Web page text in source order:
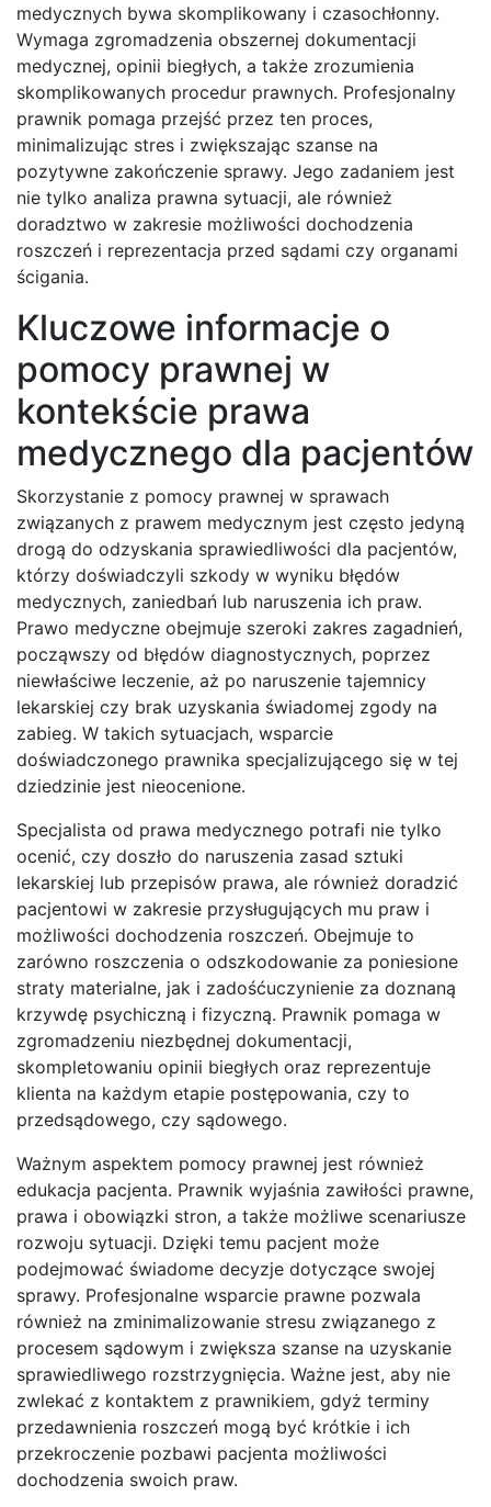
medycznych bywa skomplikowany i czasochłonny.
Wymaga zgromadzenia obszernej dokumentacji
medycznej, opinii biegłych, a także zrozumienia
skomplikowanych procedur prawnych. Profesjonalny
prawnik pomaga przejść przez ten proces,
minimalizując stres i zwiększając szanse na
pozytywne zakończenie sprawy. Jego zadaniem jest
nie tylko analiza prawna sytuacji, ale również
doradztwo w zakresie możliwości dochodzenia
roszczeń i reprezentacja przed sądami czy organami
ścigania.
Kluczowe informacje o
pomocy prawnej w
kontekście prawa
medycznego dla pacjentów
Skorzystanie z pomocy prawnej w sprawach
związanych z prawem medycznym jest często jedyną
drogą do odzyskania sprawiedliwości dla pacjentów,
którzy doświadczyli szkody w wyniku błędów
medycznych, zaniedbań lub naruszenia ich praw.
Prawo medyczne obejmuje szeroki zakres zagadnień,
począwszy od błędów diagnostycznych, poprzez
niewłaściwe leczenie, aż po naruszenie tajemnicy
lekarskiej czy brak uzyskania świadomej zgody na
zabieg. W takich sytuacjach, wsparcie
doświadczonego prawnika specjalizującego się w tej
dziedzinie jest nieocenione.
Specjalista od prawa medycznego potrafi nie tylko
ocenić, czy doszło do naruszenia zasad sztuki
lekarskiej lub przepisów prawa, ale również doradzić
pacjentowi w zakresie przysługujących mu praw i
możliwości dochodzenia roszczeń. Obejmuje to
zarówno roszczenia o odszkodowanie za poniesione
straty materialne, jak i zadośćuczynienie za doznaną
krzywdę psychiczną i fizyczną. Prawnik pomaga w
zgromadzeniu niezbędnej dokumentacji,
skompletowaniu opinii biegłych oraz reprezentuje
klienta na każdym etapie postępowania, czy to
przedsądowego, czy sądowego.
Ważnym aspektem pomocy prawnej jest również
edukacja pacjenta. Prawnik wyjaśnia zawiłości prawne,
prawa i obowiązki stron, a także możliwe scenariusze
rozwoju sytuacji. Dzięki temu pacjent może
podejmować świadome decyzje dotyczące swojej
sprawy. Profesjonalne wsparcie prawne pozwala
również na zminimalizowanie stresu związanego z
procesem sądowym i zwiększa szanse na uzyskanie
sprawiedliwego rozstrzygnięcia. Ważne jest, aby nie
zwlekać z kontaktem z prawnikiem, gdyż terminy
przedawnienia roszczeń mogą być krótkie i ich
przekroczenie pozbawi pacjenta możliwości
dochodzenia swoich praw.